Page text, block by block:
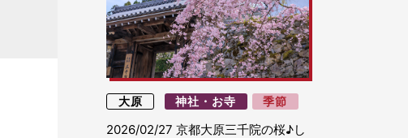
大原 神社・お寺 季節
2026/02/27 京都大原三千院の桜♪し